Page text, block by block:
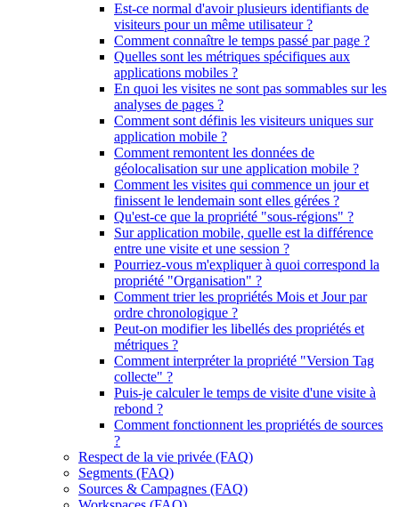
Est-ce normal d'avoir plusieurs identifiants de
visiteurs pour un même utilisateur ?
Comment connaître le temps passé par page ?
Quelles sont les métriques spécifiques aux
applications mobiles ?
En quoi les visites ne sont pas sommables sur les
analyses de pages ?
Comment sont définis les visiteurs uniques sur
application mobile ?
Comment remontent les données de
géolocalisation sur une application mobile ?
Comment les visites qui commence un jour et
finissent le lendemain sont elles gérées ?
Qu'est-ce que la propriété "sous-régions" ?
Sur application mobile, quelle est la différence
entre une visite et une session ?
Pourriez-vous m'expliquer à quoi correspond la
propriété "Organisation" ?
Comment trier les propriétés Mois et Jour par
ordre chronologique ?
Peut-on modifier les libellés des propriétés et
métriques ?
Comment interpréter la propriété "Version Tag
collecte" ?
Puis-je calculer le temps de visite d'une visite à
rebond ?
Comment fonctionnent les propriétés de sources
?
Respect de la vie privée (FAQ)
Segments (FAQ)
Sources & Campagnes (FAQ)